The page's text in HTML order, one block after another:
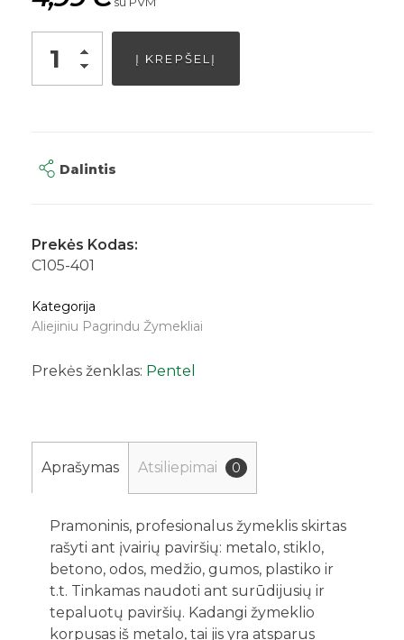
Į KREPŠELĮ
Dalintis
Prekės Kodas:
C105-401
Kategorija
Aliejiniu Pagrindu Žymekliai
Prekės ženklas: Pentel
Aprašymas Atsiliepimai 0
Pramoninis, profesionalus žymeklis skirtas
rašyti ant įvairių paviršių: metalo, stiklo,
betono, odos, medžio, gumos, plastiko ir
t.t. Tinkamas naudoti ant surūdijusių ir
tepaluotų paviršių. Kadangi žymeklio
korpusas iš metalo, tai jis yra atsparus